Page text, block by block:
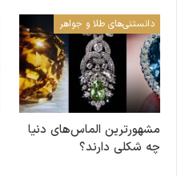
دانستنی‌های طلا و جواهر
مشهورترین الماس‌های دنیا
چه شکلی‌ دارند؟